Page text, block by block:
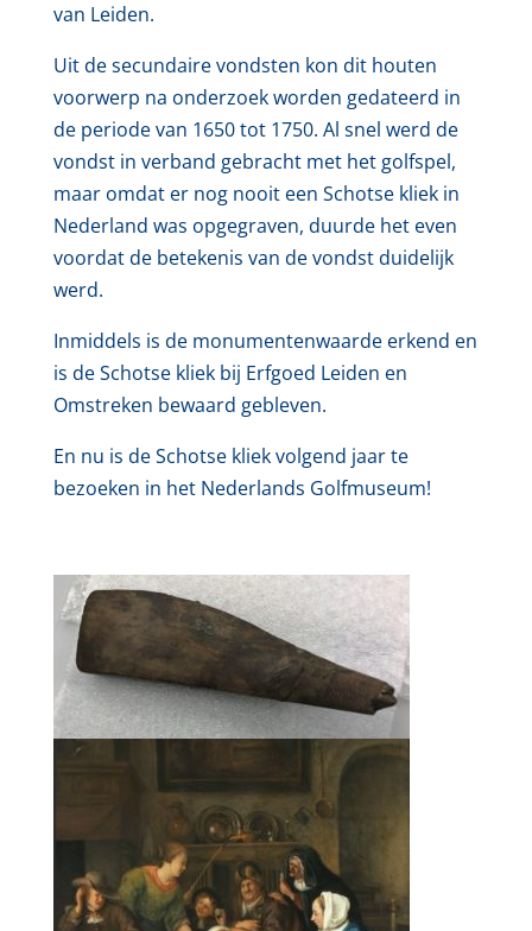
van Leiden.
Uit de secundaire vondsten kon dit houten
voorwerp na onderzoek worden gedateerd in
de periode van 1650 tot 1750. Al snel werd de
vondst in verband gebracht met het golfspel,
maar omdat er nog nooit een Schotse kliek in
Nederland was opgegraven, duurde het even
voordat de betekenis van de vondst duidelijk
werd.
Inmiddels is de monumentenwaarde erkend en
is de Schotse kliek bij Erfgoed Leiden en
Omstreken bewaard gebleven.
En nu is de Schotse kliek volgend jaar te
bezoeken in het Nederlands Golfmuseum!